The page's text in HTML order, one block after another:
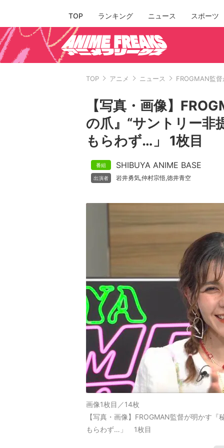
TOP ランキング ニュース スポーツ
TOP アニメ ニュース FROGMAN監
【写真・画像】
の爪』“サントリー非
もらわず…」 1枚目
SHIBUYA ANIME BASE
岩井勇気,仲村宗悟,徳井青空
画像1枚目／14枚
【写真・画像】FROGMAN監督が明かす
もらわず…」 1枚目